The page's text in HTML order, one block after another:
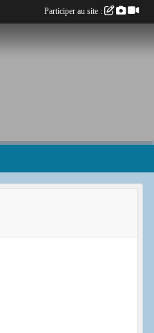
Participer au site :